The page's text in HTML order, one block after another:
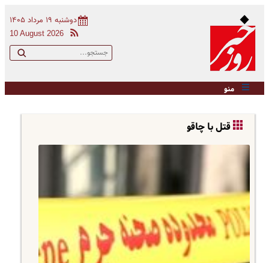
دوشنبه ۱۹ مرداد ۱۴۰۵
10 August 2026
منو
قتل با چاقو